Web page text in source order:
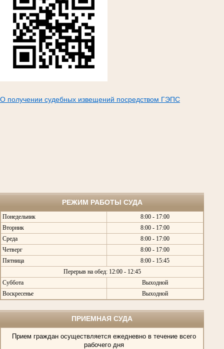
О получении судебных извещений посредством ГЭПС
РЕЖИМ РАБОТЫ СУДА
Понедельник
8:00 - 17:00
Вторник
8:00 - 17:00
Среда
8:00 - 17:00
Четверг
8:00 - 17:00
Пятница
8:00 - 15:45
Перерыв на обед: 12:00 - 12:45
Суббота
Выходной
Воскресенье
Выходной
ПРИЕМНАЯ СУДА
Прием граждан осуществляется ежедневно в течение всего
рабочего дня